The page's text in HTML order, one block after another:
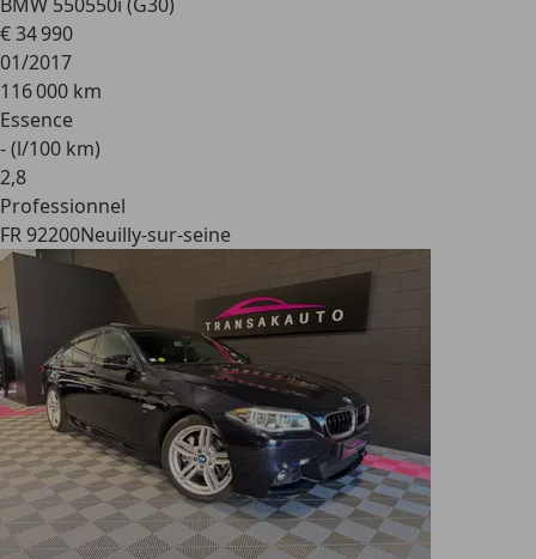
€ 34 990
01/2017
116 000 km
Essence
- (l/100 km)
2,8
Professionnel
FR 92200Neuilly-sur-seine